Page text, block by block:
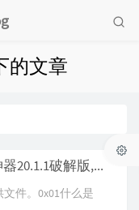
的文章
Fortify白盒神器20.1.1破解版,附license
文件。0x01什么是